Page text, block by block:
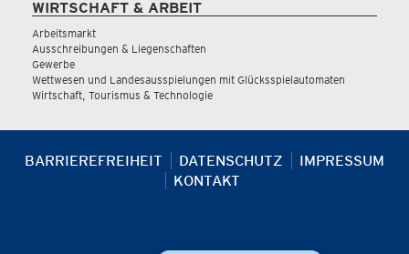
WIRTSCHAFT & ARBEIT
Arbeitsmarkt
Ausschreibungen & Liegenschaften
Gewerbe
Wettwesen und Landesausspielungen mit Glücksspielautomaten
Wirtschaft, Tourismus & Technologie
BARRIEREFREIHEIT DATENSCHUTZ
IMPRESSUM
KONTAKT